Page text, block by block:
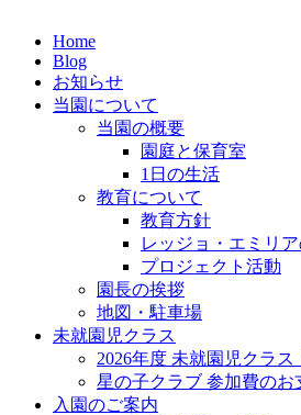
Home
Blog
お知らせ
当園について
当園の概要
園庭と保育室
1日の生活
教育について
教育方針
レッジョ・エミリ
プロジェクト活動
園長の挨拶
地図・駐車場
未就園児クラス
2026年度 未就園児クラス
星の子クラブ 参加費のお
入園のご案内